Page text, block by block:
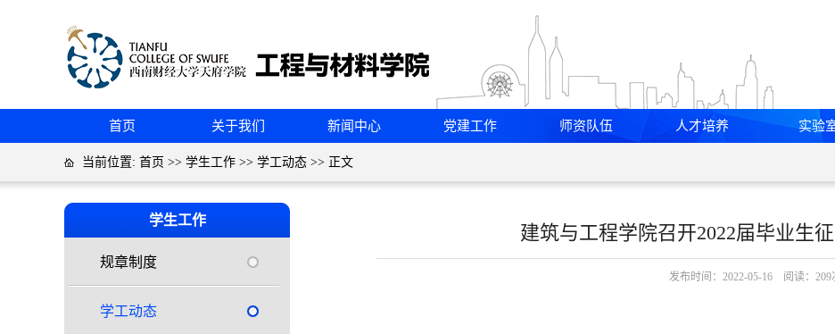
首页 关于我们 新闻中心 党建工作 师资队伍 人才培养 实验
当前位置: 首页 >> 学生工作 >> 学工动态 >> 正文
学生工作
规章制度
学工动态
建筑与工程学院召开2022届毕业生
发布时间：2022-05-16 阅读： 209